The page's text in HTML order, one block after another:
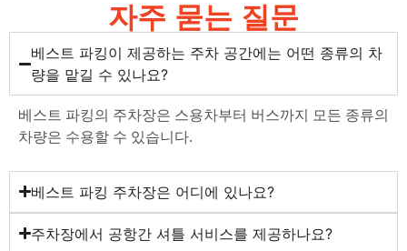
자주 묻는 질문
베스트 파킹이 제공하는 주차 공간에는 어떤 종류의 차
량을 맡길 수 있나요?
베스트 파킹의 주차장은 스용차부터 버스까지 모든 종류의
차량은 수용할 수 있습니다.
베스트 파킹 주차장은 어디에 있나요?
주차장에서 공항간 셔틀 서비스를 제공하나요?